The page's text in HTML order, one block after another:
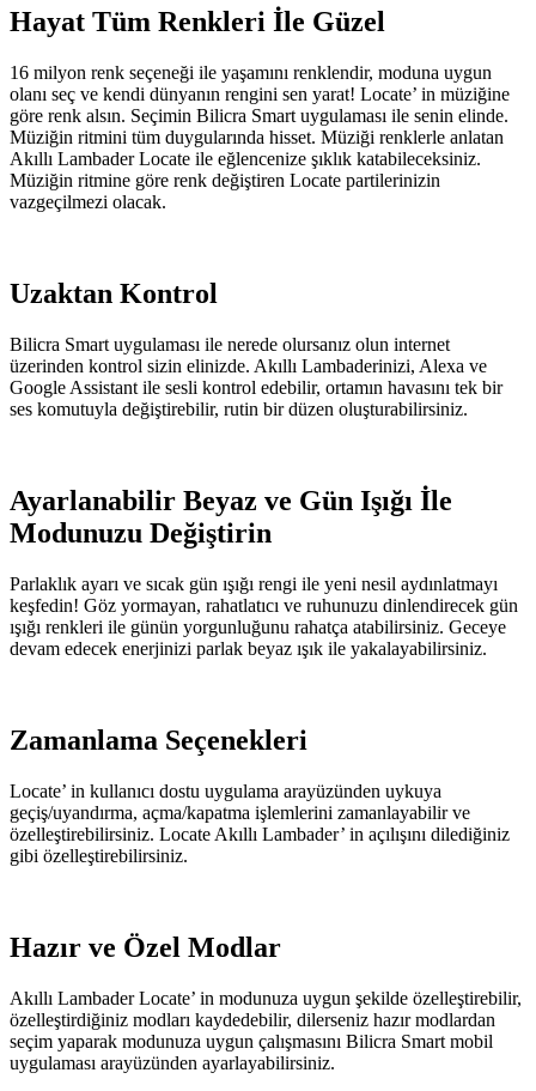
Hayat Tüm Renkleri İle Güzel
16 milyon renk seçeneği ile yaşamını renklendir, moduna uygun
olanı seç ve kendi dünyanın rengini sen yarat! Locate’ in müziğine
göre renk alsın. Seçimin Bilicra Smart uygulaması ile senin elinde.
Müziğin ritmini tüm duygularında hisset. Müziği renklerle anlatan
Akıllı Lambader Locate ile eğlencenize şıklık katabileceksiniz.
Müziğin ritmine göre renk değiştiren Locate partilerinizin
vazgeçilmezi olacak.
Uzaktan Kontrol
Bilicra Smart uygulaması ile nerede olursanız olun internet
üzerinden kontrol sizin elinizde. Akıllı Lambaderinizi, Alexa ve
Google Assistant ile sesli kontrol edebilir, ortamın havasını tek bir
ses komutuyla değiştirebilir, rutin bir düzen oluşturabilirsiniz.
Ayarlanabilir Beyaz ve Gün Işığı İle
Modunuzu Değiştirin
Parlaklık ayarı ve sıcak gün ışığı rengi ile yeni nesil aydınlatmayı
keşfedin! Göz yormayan, rahatlatıcı ve ruhunuzu dinlendirecek gün
ışığı renkleri ile günün yorgunluğunu rahatça atabilirsiniz. Geceye
devam edecek enerjinizi parlak beyaz ışık ile yakalayabilirsiniz.
Zamanlama Seçenekleri
Locate’ in kullanıcı dostu uygulama arayüzünden uykuya
geçiş/uyandırma, açma/kapatma işlemlerini zamanlayabilir ve
özelleştirebilirsiniz. Locate Akıllı Lambader’ in açılışını dilediğiniz
gibi özelleştirebilirsiniz.
Hazır ve Özel Modlar
Akıllı Lambader Locate’ in modunuza uygun şekilde özelleştirebilir,
özelleştirdiğiniz modları kaydedebilir, dilerseniz hazır modlardan
seçim yaparak modunuza uygun çalışmasını Bilicra Smart mobil
uygulaması arayüzünden ayarlayabilirsiniz.